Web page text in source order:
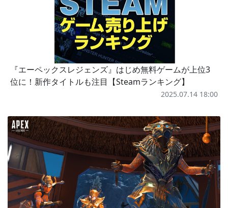
『エーペックスレジェンズ』はじめ無料ゲームが上位3
位に！新作タイトルも注目【Steamランキング】
2025.07.14 18:00